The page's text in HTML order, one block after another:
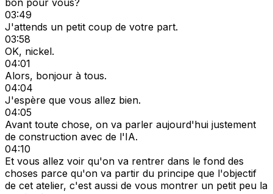
03:49
J'attends un petit coup de votre part.
03:58
OK, nickel.
04:01
Alors, bonjour à tous.
04:04
J'espère que vous allez bien.
04:05
Avant toute chose, on va parler aujourd'hui justement
de construction avec de l'IA.
04:10
Et vous allez voir qu'on va rentrer dans le fond des
choses parce qu'on va partir du principe que l'objectif
de cet atelier, c'est aussi de vous montrer un petit peu la